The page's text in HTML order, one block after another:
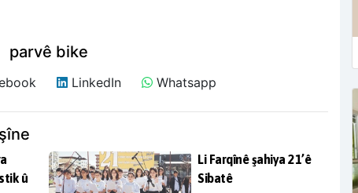
parvê bike
LinkedIn Whatsapp
û
Li Farqînê şahiya 21’ê
Sibatê